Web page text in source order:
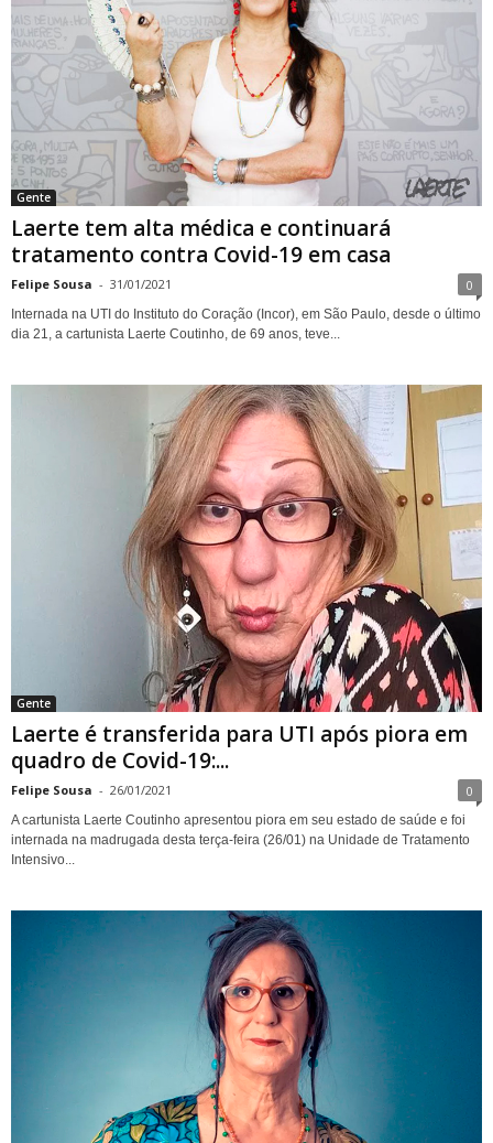
Gente
Laerte tem alta médica e continuará
tratamento contra Covid-19 em casa
Felipe Sousa - 31/01/2021 0
Internada na UTI do Instituto do Coração (Incor), em São Paulo, desde o último
dia 21, a cartunista Laerte Coutinho, de 69 anos, teve...
Gente
Laerte é transferida para UTI após piora em
quadro de Covid-19:...
Felipe Sousa - 26/01/2021 0
A cartunista Laerte Coutinho apresentou piora em seu estado de saúde e foi
internada na madrugada desta terça-feira (26/01) na Unidade de Tratamento
Intensivo...